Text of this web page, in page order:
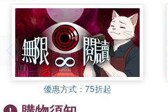
1971年次，畢業於慕尼黑高等職
一本繪本即獲《每月好書》推薦
作過插畫，自己也出繪本。例
Wiedehopf（給戴勝鳥的大衣
der Sonne！（去跟太陽要點黃
優惠方式： 75折起